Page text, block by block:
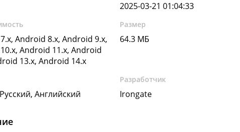
2025-03-21 01:04:33
Android 8.x, Android 9.x,
Android 11.x, Android
13.x, Android 14.x
Размер
64.3 МБ
Английский
Разработчик
Irongate